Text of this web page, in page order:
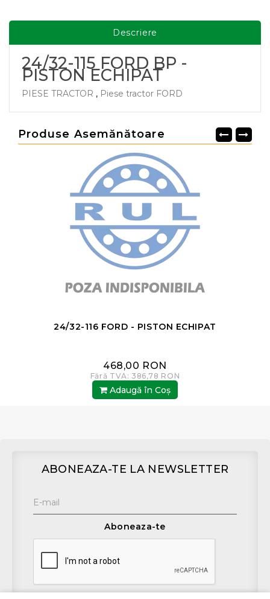
Descriere
24/32-115 FORD BP -
PISTON ECHIPAT
PIESE TRACTOR , Piese tractor FORD
Produse Asemănătoare
24/32-116 FORD - PISTON ECHIPAT
468,00 RON
Fără TVA: 386,78 RON
Adaugă în Coş
ABONEAZA-TE LA NEWSLETTER
Aboneaza-te